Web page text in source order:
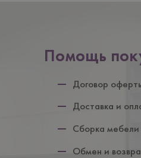
Помощь
Договор
Доставка и
Сборка
Обмен и